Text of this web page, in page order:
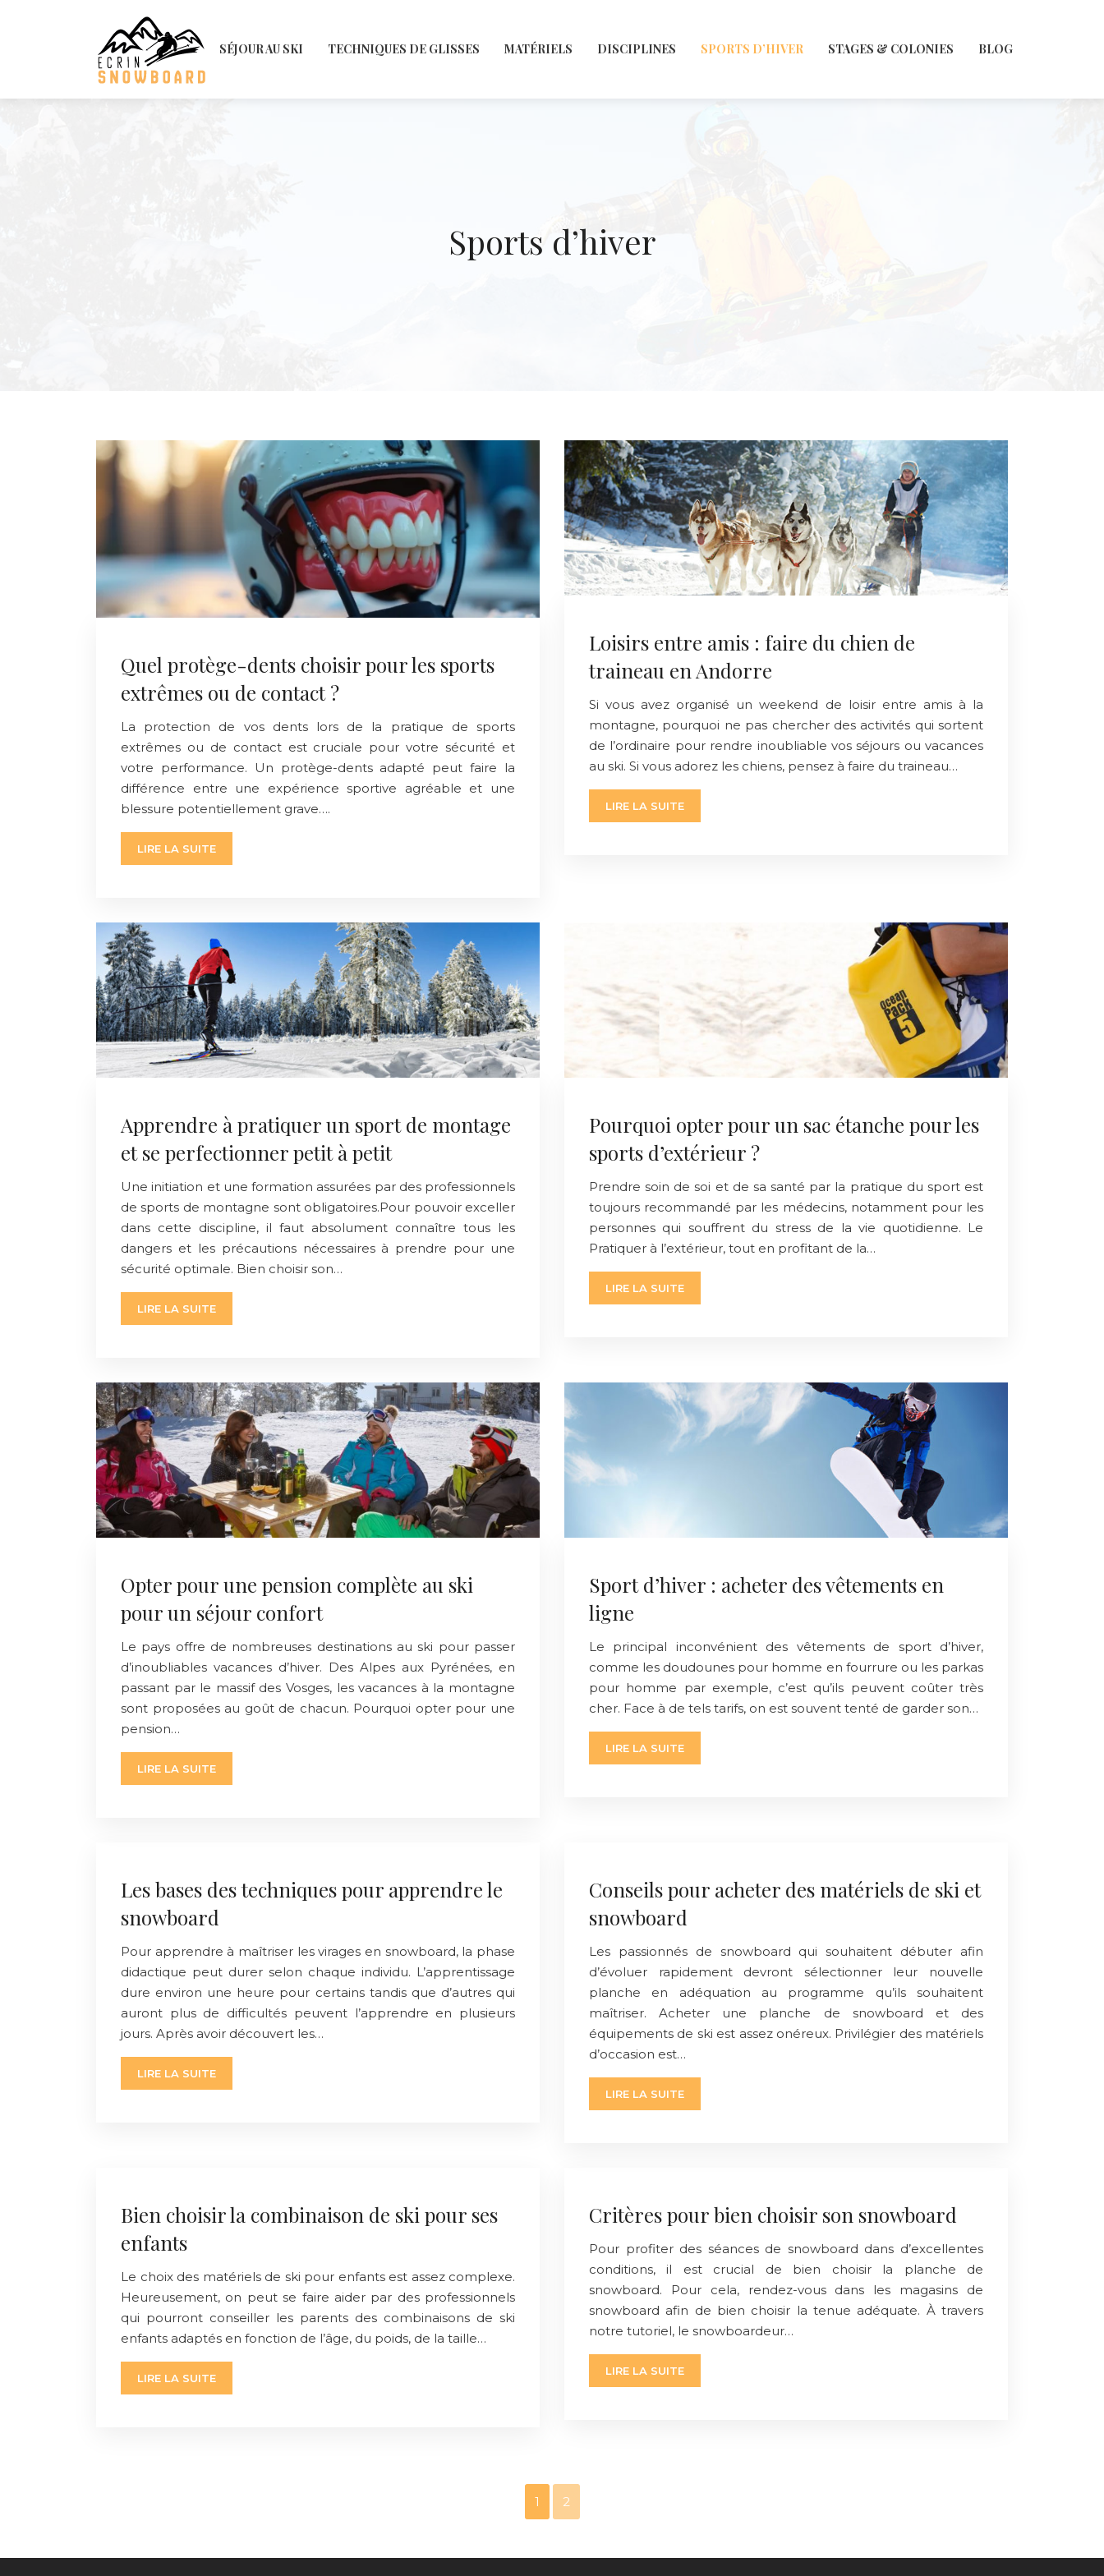
SÉJOUR AU SKI TECHNIQUES DE GLISSES MATÉRIELS DISCIPLINES SPORTS D’HIVER STAGES & COLONIES BLOG
Sports d’hiver
Quel protège-dents choisir pour les sports
extrêmes ou de contact ?
La protection de vos dents lors de la pratique de sports
extrêmes ou de contact est cruciale pour votre sécurité et
votre performance. Un protège-dents adapté peut faire la
différence entre une expérience sportive agréable et une
blessure potentiellement grave….
LIRE LA SUITE
Loisirs entre amis : faire du chien de
traineau en Andorre
Si vous avez organisé un weekend de loisir entre amis à la
montagne, pourquoi ne pas chercher des activités qui sortent
de l’ordinaire pour rendre inoubliable vos séjours ou vacances
au ski. Si vous adorez les chiens, pensez à faire du traineau…
LIRE LA SUITE
Apprendre à pratiquer un sport de montage
et se perfectionner petit à petit
Une initiation et une formation assurées par des professionnels
de sports de montagne sont obligatoires.Pour pouvoir exceller
dans cette discipline, il faut absolument connaître tous les
dangers et les précautions nécessaires à prendre pour une
sécurité optimale. Bien choisir son…
LIRE LA SUITE
Pourquoi opter pour un sac étanche pour les
sports d’extérieur ?
Prendre soin de soi et de sa santé par la pratique du sport est
toujours recommandé par les médecins, notamment pour les
personnes qui souffrent du stress de la vie quotidienne. Le
Pratiquer à l’extérieur, tout en profitant de la…
LIRE LA SUITE
Opter pour une pension complète au ski
pour un séjour confort
Le pays offre de nombreuses destinations au ski pour passer
d’inoubliables vacances d’hiver. Des Alpes aux Pyrénées, en
passant par le massif des Vosges, les vacances à la montagne
sont proposées au goût de chacun. Pourquoi opter pour une
pension…
LIRE LA SUITE
Sport d’hiver : acheter des vêtements en
ligne
Le principal inconvénient des vêtements de sport d’hiver,
comme les doudounes pour homme en fourrure ou les parkas
pour homme par exemple, c’est qu’ils peuvent coûter très
cher. Face à de tels tarifs, on est souvent tenté de garder son…
LIRE LA SUITE
Les bases des techniques pour apprendre le
snowboard
Pour apprendre à maîtriser les virages en snowboard, la phase
didactique peut durer selon chaque individu. L’apprentissage
dure environ une heure pour certains tandis que d’autres qui
auront plus de difficultés peuvent l’apprendre en plusieurs
jours. Après avoir découvert les…
LIRE LA SUITE
Conseils pour acheter des matériels de ski et
snowboard
Les passionnés de snowboard qui souhaitent débuter afin
d’évoluer rapidement devront sélectionner leur nouvelle
planche en adéquation au programme qu’ils souhaitent
maîtriser. Acheter une planche de snowboard et des
équipements de ski est assez onéreux. Privilégier des matériels
d’occasion est…
LIRE LA SUITE
Bien choisir la combinaison de ski pour ses
enfants
Le choix des matériels de ski pour enfants est assez complexe.
Heureusement, on peut se faire aider par des professionnels
qui pourront conseiller les parents des combinaisons de ski
enfants adaptés en fonction de l’âge, du poids, de la taille…
LIRE LA SUITE
Critères pour bien choisir son snowboard
Pour profiter des séances de snowboard dans d’excellentes
conditions, il est crucial de bien choisir la planche de
snowboard. Pour cela, rendez-vous dans les magasins de
snowboard afin de bien choisir la tenue adéquate. À travers
notre tutoriel, le snowboardeur…
LIRE LA SUITE
1 2